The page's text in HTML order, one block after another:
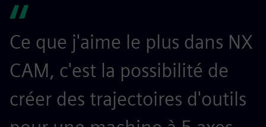
Ce que j'aime le plus dans NX
CAM, c'est la possibilité de
créer des trajectoires d'outils